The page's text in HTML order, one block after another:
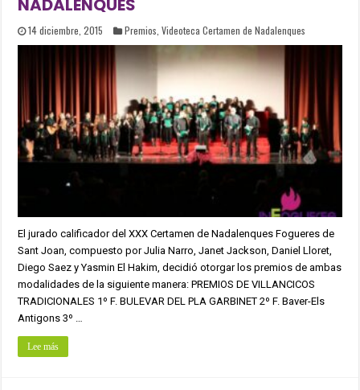
14 diciembre, 2015 Premios ,Videoteca Certamen de Nadalenques
El jurado calificador del XXX Certamen de Nadalenques Fogueres de
Sant Joan, compuesto por Julia Narro, Janet Jackson, Daniel Lloret,
Diego Saez y Yasmin El Hakim, decidió otorgar los premios de ambas
modalidades de la siguiente manera: PREMIOS DE VILLANCICOS
TRADICIONALES 1º F. BULEVAR DEL PLA GARBINET 2º F. Baver-Els
Antigons 3º …
Lee más